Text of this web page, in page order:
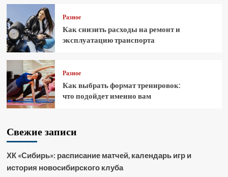
Разное
Как снизить расходы на ремонт и
эксплуатацию транспорта
Разное
Как выбрать формат тренировок:
что подойдет именно вам
Свежие записи
ХК «Сибирь»: расписание матчей, календарь игр и
история новосибирского клуба